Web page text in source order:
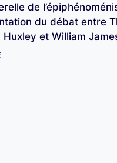
de
du débat entre
Huxley et William